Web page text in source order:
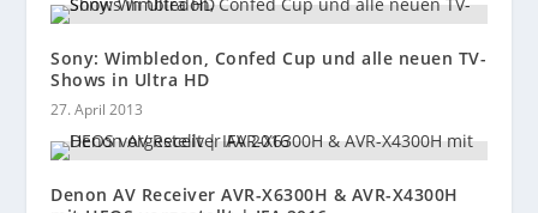
Sony: Wimbledon, Confed Cup und alle neuen TV-
Shows in Ultra HD
27. April 2013
Denon AV Receiver AVR-X6300H & AVR-X4300H